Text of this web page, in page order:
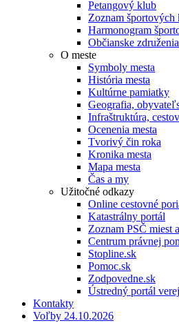
Petangový klub
Zoznam športových
Harmonogram
Občianske
O meste
Symboly mesta
História mesta
Kultúrne pamiatky
Geografia,
Infraštruktúra,
Ocenenia mesta
Tvorivý čin roka
Kronika mesta
Mapa mesta
Čas a my
Užitočné odkazy
Online cestovné
Katastrálny portál
Zoznam PSČ miest
Centrum právnej
Stopline.sk
Pomoc.sk
Zodpovedne.sk
Ústredný portál
Kontakty
Voľby 24.10.2026